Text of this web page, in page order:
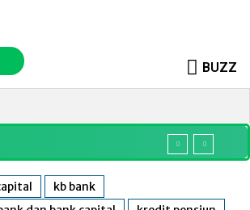
BUZZ
kb bank